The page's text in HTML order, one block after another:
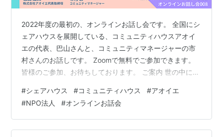
2022年度の最初の、オンラインお話し会です。 全国にシ
ェアハウスを展開している、コミュニティハウスアオイ
エの代表、巴山さんと、コミュニティマネージャーの市
村さんのお話しです。 Zoomで無料でご参加できます。
皆様のご参加、お待ちしております。 ご案内 世の中に
は、最近メジャーになりつつあるコミュニティの一つ。
空き家問題や貧困問題などの社会課題の解決策としても
注目を集めるシェアハウスは、この10年で10倍にも増え
たそうです。 あなたの周りにも「住んでいる」という声
#シェアハウス #コミュニティハウス #アオイエ
#NPO法人 #オンラインお話会